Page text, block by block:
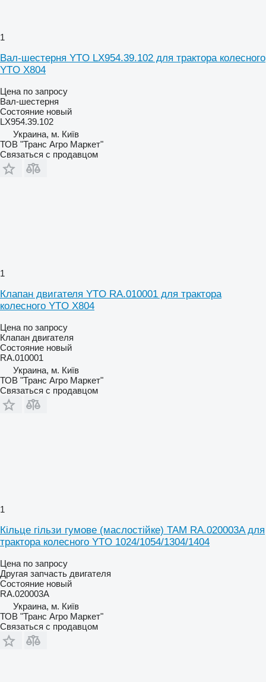
1
Вал-шестерня YTO LX954.39.102 для трактора колесного
YTO X804
Цена по запросу
Вал-шестерня
Состояние новый
LX954.39.102
Украина, м. Київ
ТОВ "Транс Агро Маркет"
Связаться с продавцом
1
Клапан двигателя YTO RA.010001 для трактора
колесного YTO X804
Цена по запросу
Клапан двигателя
Состояние новый
RA.010001
Украина, м. Київ
ТОВ "Транс Агро Маркет"
Связаться с продавцом
1
Кільце гільзи гумове (маслостійке) TAM RA.020003A для
трактора колесного YTO 1024/1054/1304/1404
Цена по запросу
Другая запчасть двигателя
Состояние новый
RA.020003A
Украина, м. Київ
ТОВ "Транс Агро Маркет"
Связаться с продавцом